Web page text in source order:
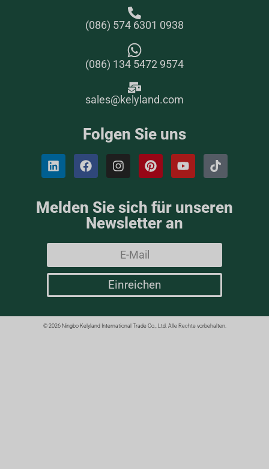
(086) 574 6301 0938
(086) 134 5472 9574
sales@kelyland.com
Folgen Sie uns
Melden Sie sich für unseren
Newsletter an
Einreichen
© 2026 Ningbo Kelyland International Trade Co., Ltd. Alle Rechte vorbehalten.